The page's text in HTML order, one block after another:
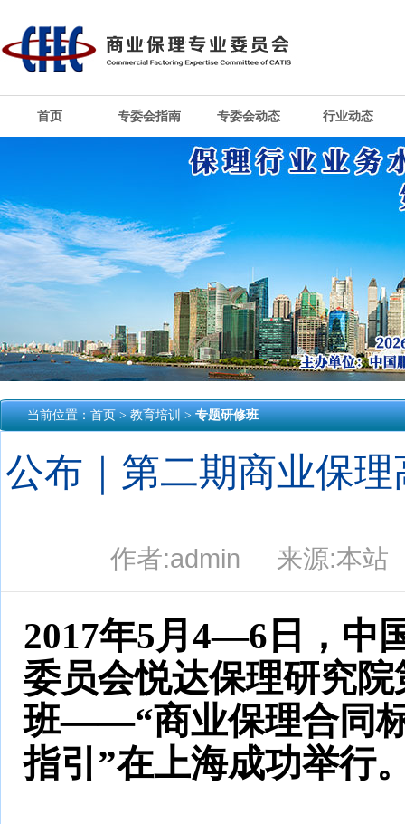
首页 专委会指南 专委会动态 行业动态
当前位置：首页> 教育培训 >专题研修班
公布｜第二期商业保
作者:admin 来源:本
2017年5月4—6日，中
委员会悦达保理研究
班——“商业保理合同
指引”在上海成功举行